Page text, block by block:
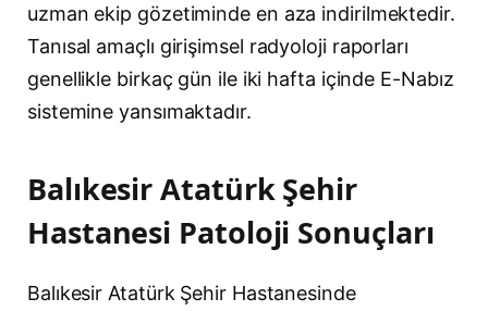
uzman ekip gözetiminde en aza indirilmektedir.
Tanısal amaçlı girişimsel radyoloji raporları
genellikle birkaç gün ile iki hafta içinde E-Nabız
sistemine yansımaktadır.
Balıkesir Atatürk Şehir
Hastanesi Patoloji Sonuçları
Balıkesir Atatürk Şehir Hastanesinde